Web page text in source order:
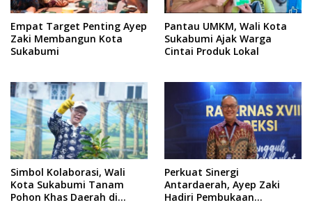
Empat Target Penting Ayep
Zaki Membangun Kota
Sukabumi
Pantau UMKM, Wali Kota
Sukabumi Ajak Warga
Cintai Produk Lokal
Simbol Kolaborasi, Wali
Kota Sukabumi Tanam
Pohon Khas Daerah di
Perkuat Sinergi
Antardaerah, Ayep Zaki
Hadiri Pembukaan